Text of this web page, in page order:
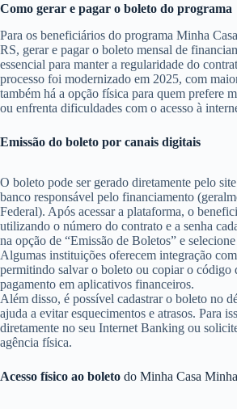
Como gerar e pagar o boleto do programa
Para os beneficiários do programa Minha
RS, gerar e pagar o boleto mensal de
essencial para manter a regularidade do
processo foi modernizado em 2025, com
também há a opção física para quem prefere
ou enfrenta dificuldades com o acesso à
Emissão do boleto por canais digitais
O boleto pode ser gerado diretamente pelo
banco responsável pelo financiamento
Federal). Após acessar a plataforma, o
utilizando o número do contrato e a senha
na opção de “Emissão de Boletos” e
Algumas instituições oferecem integração
permitindo salvar o boleto ou copiar o código
pagamento em aplicativos financeiros.
Além disso, é possível cadastrar o boleto no
ajuda a evitar esquecimentos e atrasos. Para
diretamente no seu Internet Banking ou
agência física.
Acesso físico ao boleto do Minha Casa